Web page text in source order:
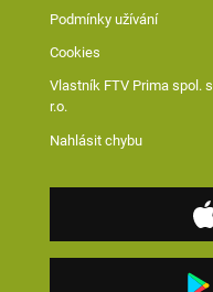
Podmínky užívání
Cookies
Vlastník FTV Prima spol. s
r.o.
Nahlásit chybu